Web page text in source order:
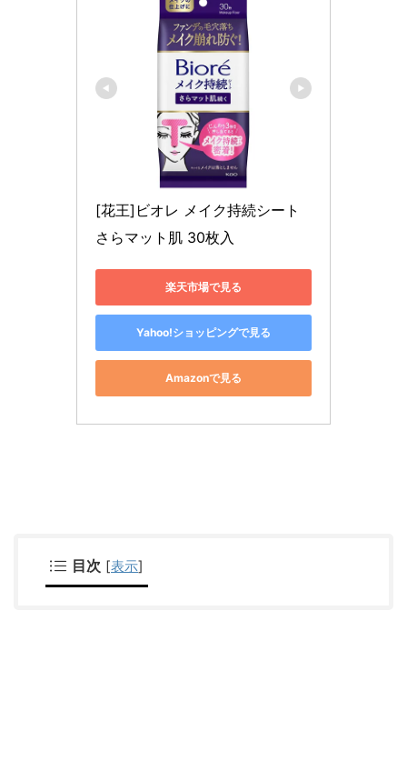
[花王]ビオレ メイク持続シート
さらマット肌 30枚入
楽天市場で見る
Yahoo!ショッピングで見る
Amazonで見る
目次 [表示]